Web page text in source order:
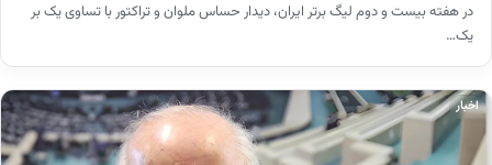
در هفته بیست و دوم لیگ برتر ایران، دیدار حساس ملوان و تراکتور با تساوی یک بر
یک…
اخبار